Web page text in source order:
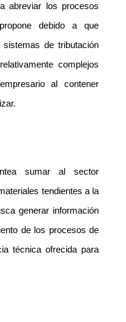
abreviar los procesos
debido a que
de tributación
complejos
al contener
sumar al sector
tendientes a la
generar información
de los procesos de
técnica ofrecida para